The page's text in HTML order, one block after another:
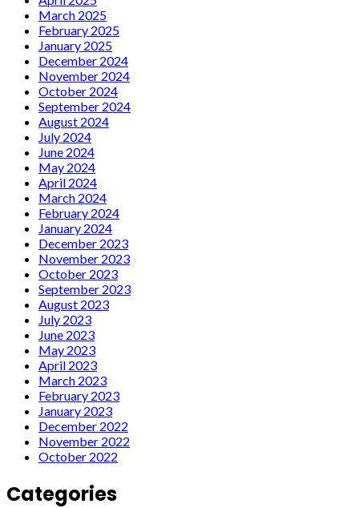
March 2025
February 2025
January 2025
December 2024
November 2024
October 2024
September 2024
August 2024
July 2024
June 2024
May 2024
April 2024
March 2024
February 2024
January 2024
December 2023
November 2023
October 2023
September 2023
August 2023
July 2023
June 2023
May 2023
April 2023
March 2023
February 2023
January 2023
December 2022
November 2022
October 2022
Categories